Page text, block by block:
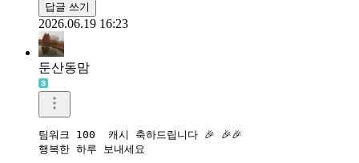
답글 쓰기
2026.06.19 16:23
둔산동맘
팀워크 100  캐시 축하드립니다 🎉 🎉🎉
행복한 하루 보내세요